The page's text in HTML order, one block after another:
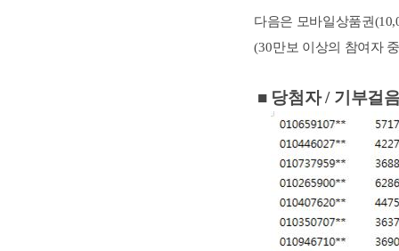
다음은 모바일상품권
(30만보 이상의 참여자
■당첨자 / 기부걸